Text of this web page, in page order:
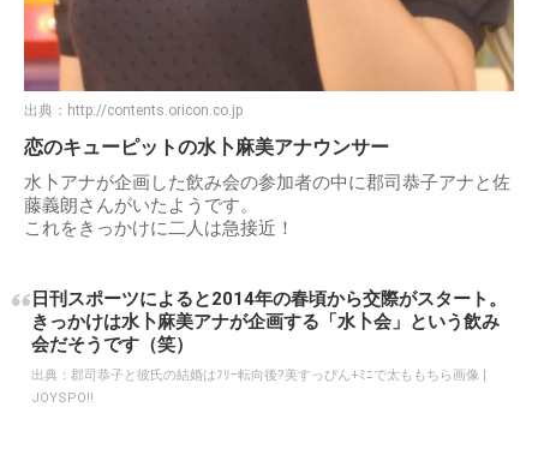
出典： http://contents.oricon.co.jp
恋のキューピットの水卜麻美アナウンサー
水卜アナが企画した飲み会の参加者の中に郡司恭子アナと佐
藤義朗さんがいたようです。
これをきっかけに二人は急接近！
日刊スポーツによると2014年の春頃から交際がスタート。
きっかけは水卜麻美アナが企画する「水卜会」という飲み
会だそうです（笑）
出典： 郡司恭子と彼氏の結婚はﾌﾘｰ転向後?美すっぴん+ﾐﾆで太ももちら画像 |
JOYSPO!!